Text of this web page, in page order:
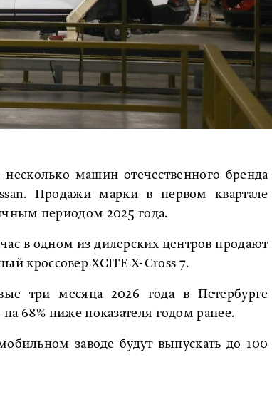
машин отечественного бренда
Продажи марки в первом квартале
периодом 2025 года.
в одном из дилерских центров продают
кроссовер XCITE X-Cross 7.
три месяца 2026 года в Петербурге
68% ниже показателя годом ранее.
заводе будут выпускать до 100